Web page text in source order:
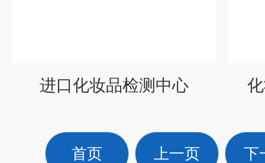
进口化妆品检测中心
首页 上一页 下